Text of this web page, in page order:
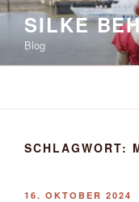
Zum
Inhalt
springen
SILKE
Blog
SCHLAGWORT:
VERÖFFENTLICHT
16. OKTOBER 2024